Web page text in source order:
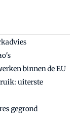
binnen de EU
uiterste
gegrond